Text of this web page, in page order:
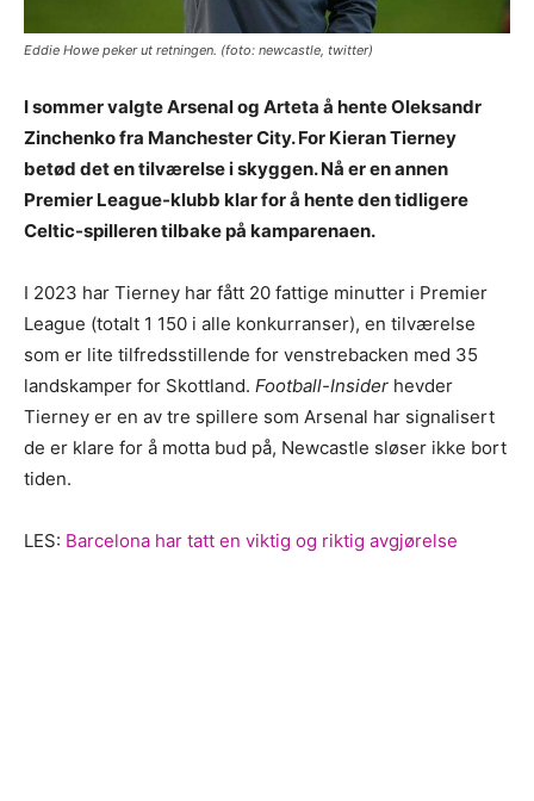
Eddie Howe peker ut retningen. (foto: newcastle, twitter)
I sommer valgte Arsenal og Arteta å hente Oleksandr
Zinchenko fra Manchester City. For Kieran Tierney
betød det en tilværelse i skyggen. Nå er en annen
Premier League-klubb klar for å hente den tidligere
Celtic-spilleren tilbake på kamparenaen.
I 2023 har Tierney har fått 20 fattige minutter i Premier
League (totalt 1 150 i alle konkurranser), en tilværelse
som er lite tilfredsstillende for venstrebacken med 35
landskamper for Skottland. Football-Insider hevder
Tierney er en av tre spillere som Arsenal har signalisert
de er klare for å motta bud på, Newcastle sløser ikke bort
tiden.
LES: Barcelona har tatt en viktig og riktig avgjørelse